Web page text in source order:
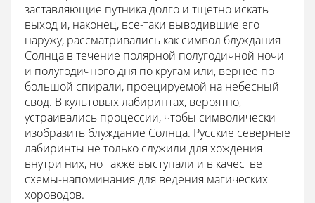
заставляющие путника долго и тщетно искать
выход и, наконец, все-таки выводившие его
наружу, рассматривались как символ блуждания
Солнца в течение полярной полугодичной ночи
и полугодичного дня по кругам или, вернее по
большой спирали, проецируемой на небесный
свод. В культовых лабиринтах, вероятно,
устраивались процессии, чтобы символически
изобразить блуждание Солнца. Русские северные
лабиринты не только служили для хождения
внутри них, но также выступали и в качестве
схемы-напоминания для ведения магических
хороводов.